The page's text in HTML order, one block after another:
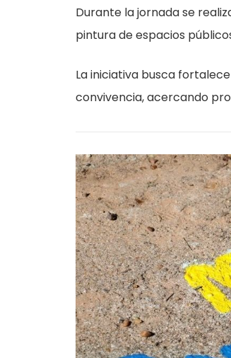
Durante la jornada se
pintura de espacios
La iniciativa busca
convivencia, acercando